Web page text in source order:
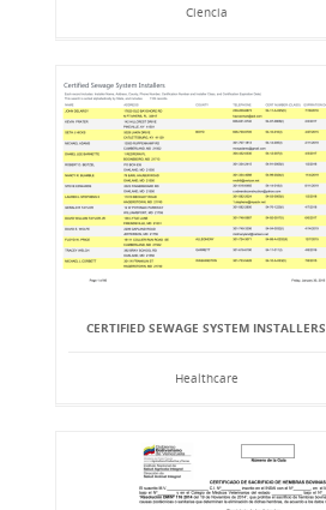
Ciencia
CERTIFIED SEWAGE SYSTEM INSTALLERS
Healthcare